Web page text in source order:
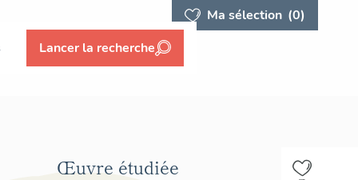
Ma sélection (0)
Lancer la recherche
Œuvre étudiée